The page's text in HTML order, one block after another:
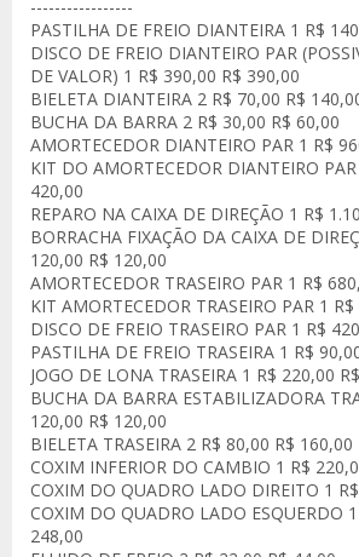
-----------------
PASTILHA DE FREIO DIANTEIRA 1 R$
DISCO DE FREIO DIANTEIRO PAR
DE VALOR) 1 R$ 390,00 R$ 390,00
BIELETA DIANTEIRA 2 R$ 70,00 R$
BUCHA DA BARRA 2 R$ 30,00 R$ 60,00
AMORTECEDOR DIANTEIRO PAR 1 R$
KIT DO AMORTECEDOR DIANTEIRO
420,00
REPARO NA CAIXA DE DIREÇÃO 1 R$
BORRACHA FIXAÇÃO DA CAIXA DE
120,00 R$ 120,00
AMORTECEDOR TRASEIRO PAR 1 R$
KIT AMORTECEDOR TRASEIRO PAR 1
DISCO DE FREIO TRASEIRO PAR 1 R$
PASTILHA DE FREIO TRASEIRA 1 R$
JOGO DE LONA TRASEIRA 1 R$ 220,00
BUCHA DA BARRA ESTABILIZADORA
120,00 R$ 120,00
BIELETA TRASEIRA 2 R$ 80,00 R$ 160,00
COXIM INFERIOR DO CAMBIO 1 R$
COXIM DO QUADRO LADO DIREITO 1
COXIM DO QUADRO LADO ESQUERDO
248,00